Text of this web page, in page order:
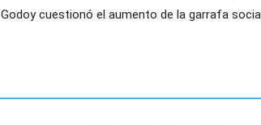
Godoy cuestionó el aumento de la garrafa